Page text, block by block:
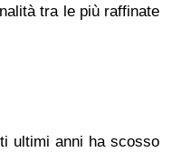
tra le più raffinate
ultimi anni ha scosso